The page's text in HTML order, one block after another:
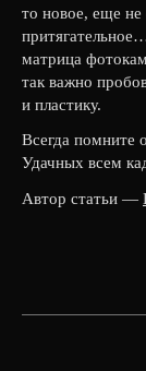
то новое, еще не
матрица
так важно
и пластику.
Всегда помните
Удачных всем
Автор статьи —